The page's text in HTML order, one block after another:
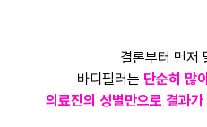
결론부터 먼저
바디필러는 단순히 많
의료진의 성별만으로 결과